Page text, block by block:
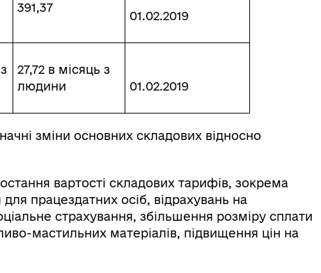
391,37
01.02.2019
27,72 в місяць з
людини
01.02.2019
зміни основних складових відносно
вартості складових тарифів, зокрема
працездатних осіб, відрахувань на
страхування, збільшення розміру сплати
мастильних матеріалів, підвищення цін на